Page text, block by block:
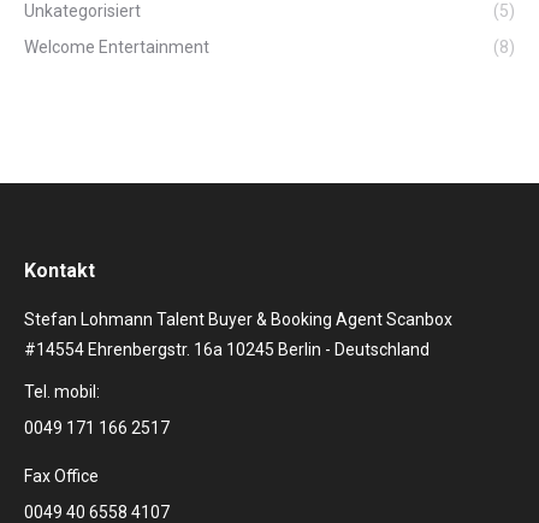
Unkategorisiert
(5)
Welcome Entertainment
(8)
Kontakt
Stefan Lohmann Talent Buyer & Booking Agent Scanbox
#14554 Ehrenbergstr. 16a 10245 Berlin - Deutschland
Tel. mobil:
0049 171 166 2517
Fax Office
0049 40 6558 4107